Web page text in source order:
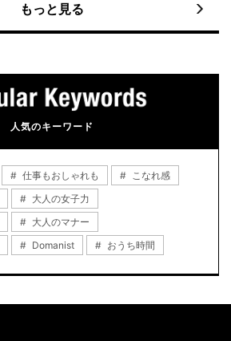
もっと見る
人気のキーワード
仕事もおしゃれも
こなれ感
大人の女子力
大人のマナー
Domanist おうち時間